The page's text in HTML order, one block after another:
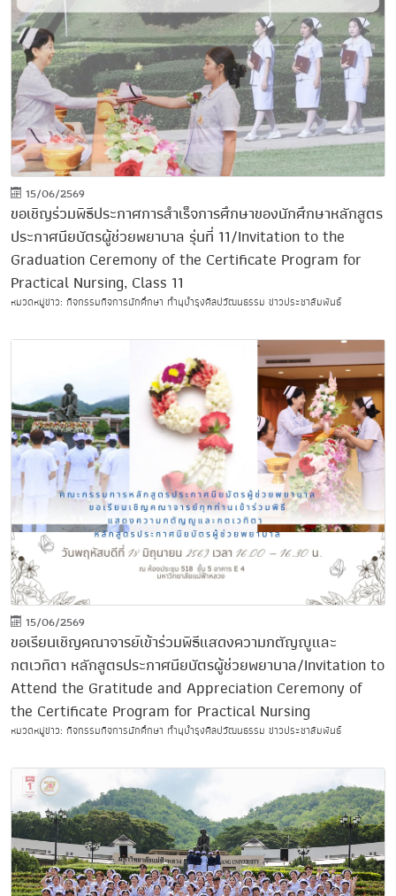
15/06/2569
ขอเชิญร่วมพิธีประกาศการสำเร็จการศึกษาของนักศึกษาหลักสูตร
ประกาศนียบัตรผู้ช่วยพยาบาล รุ่นที่ 11/Invitation to the
Graduation Ceremony of the Certificate Program for
Practical Nursing, Class 11
หมวดหมู่ข่าว: กิจกรรมกิจการนักศึกษา ทำนุบำรุงศิลปวัฒนธรรม ข่าวประชาสัมพันธ์
15/06/2569
ขอเรียนเชิญคณาจารย์เข้าร่วมพิธีแสดงความกตัญญูและ
กตเวทิตา หลักสูตรประกาศนียบัตรผู้ช่วยพยาบาล/Invitation to
Attend the Gratitude and Appreciation Ceremony of
the Certificate Program for Practical Nursing
หมวดหมู่ข่าว: กิจกรรมกิจการนักศึกษา ทำนุบำรุงศิลปวัฒนธรรม ข่าวประชาสัมพันธ์